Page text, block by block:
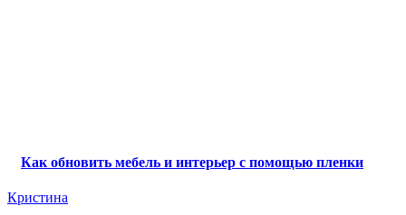
Как обновить мебель и интерьер с помощью пленки
Кристина